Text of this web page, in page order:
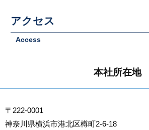
アクセス
Access
本社所在地
〒222-0001
神奈川県横浜市港北区樽町2-6-18